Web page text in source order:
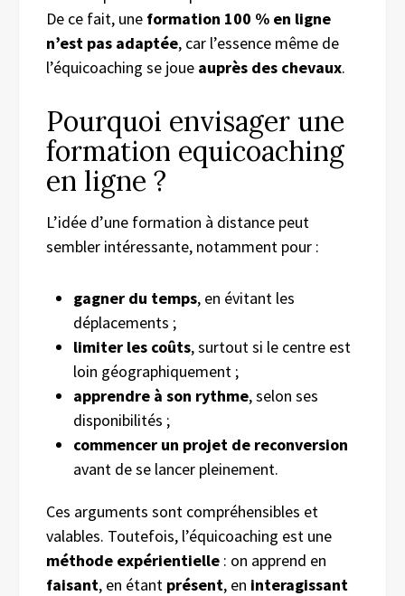
De ce fait, une formation 100 % en ligne
n’est pas adaptée, car l’essence même de
l’équicoaching se joue auprès des chevaux.
Pourquoi envisager une
formation equicoaching
en ligne ?
L’idée d’une formation à distance peut
sembler intéressante, notamment pour :
gagner du temps, en évitant les
déplacements ;
limiter les coûts, surtout si le centre est
loin géographiquement ;
apprendre à son rythme, selon ses
disponibilités ;
commencer un projet de reconversion
avant de se lancer pleinement.
Ces arguments sont compréhensibles et
valables. Toutefois, l’équicoaching est une
méthode expérientielle : on apprend en
faisant, en étant présent, en interagissant